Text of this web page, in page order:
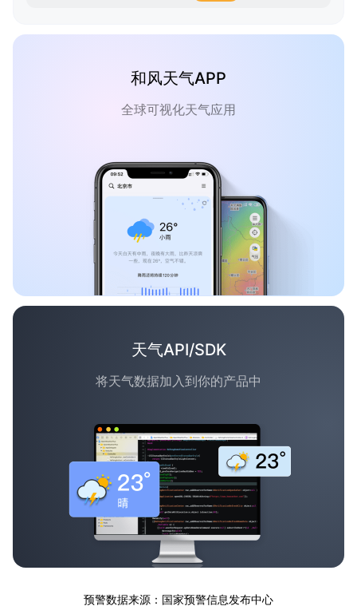
和风天气APP
全球可视化天气应用
天气API/SDK
将天气数据加入到你的产品中
预警数据来源：国家预警信息发布中心